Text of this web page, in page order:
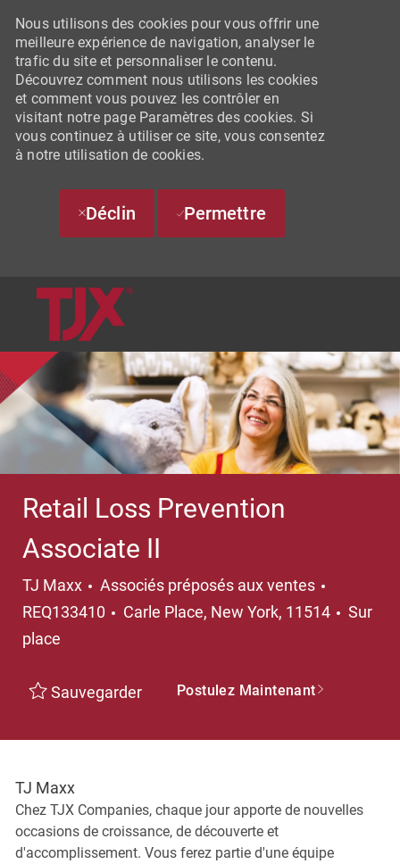
SKIP TO MAIN CONTENT
Nous utilisons des cookies pour vous offrir une
meilleure expérience de navigation, analyser le
trafic du site et personnaliser le contenu.
Découvrez comment nous utilisons les cookies
et comment vous pouvez les contrôler en
visitant notre page Paramètres des cookies. Si
vous continuez à utiliser ce site, vous consentez
à notre utilisation de cookies.
Déclin Permettre
Retail Loss Prevention
Associate II
TJ Maxx Catégorie
Associés préposés aux ventes
REQ133410
Emplacement
Carle Place, New York, 11514
Sur
place
Sauvegarder Postulez Maintenant
TJ Maxx
Chez TJX Companies, chaque jour apporte de nouvelles
occasions de croissance, de découverte et
d'accomplissement. Vous ferez partie d'une équipe